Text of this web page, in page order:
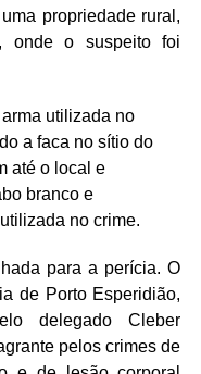
propriedade rural,
onde o suspeito foi
utilizada no
a faca no sítio do
até o local e
branco e
no crime.
para a perícia. O
de Porto Esperidião,
delegado Cleber
pelos crimes de